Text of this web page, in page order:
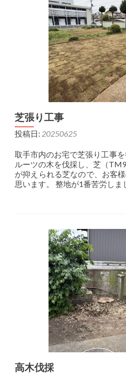
芝張り工事
投稿日: 20250625
取手市内のお宅で芝張り工事
ルーツの木を伐採し、芝（
が抑えられる芝なので、お客
思います。 整地が1番苦労しま
高木伐採